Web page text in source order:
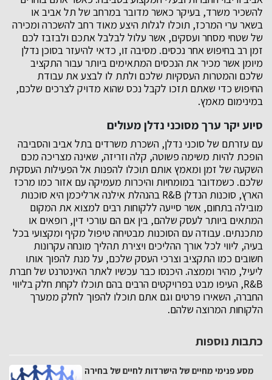
להשכיר משרד, בעיקר כאשר מדובר במרחב של תל אביב או
בשאר ערי המרכז, תוכלו לגלות היצע מאוד רחב להשכרה ומכירה
של שטחי מסחר ועסקים, אשר עלול לבלבל אתכם ולבזבז לכם
זמן רב בחיפוש אחר נכסים. מסיבה זו, כדאי להיעזר בסוכן נדלן
מיומן אשר מכיר את הנכסים המתאימים ביותר עבור התקציב
שלכם והמטרות העסקיות שלכם ולתת לו לבצע את עבודת
החיפוש כדי שאתם תזכו לקבל נכס שהוא מדויק לצרכים שלכם,
במינימום מאמץ.
סיוע יקר ערך מסוכני נדלן מעולים
עם עזרתם של סוכני נדלן, השכרת משרדים בתל אביב והסביבה
הופכת להיות משימה פשוטה, קלה וזריזה, שאינה מצריכה מכם
השקעה של זמן ומאמץ אותם תוכלו להפנות אל הפעילות העסקית
שלכם. כשמדובר במומחיות והיכרות מעמיקה עם אזור כמו מרכז
הארץ, סוכנות הנדלן R&B בהנהלת אילנה ארליכמן היא סוכנות
מובילה בתחום, אשר סייעה ללקוחות רבים למצוא את המקום
המתאים ביותר לעסק שלהם, בין אם הם עורכי דין, רופאים או
מתכנתים. עבודה עם הסוכנות מבטיחה טיפול מקיף ומקצועי בכל
בעיה, ליווי לכל אורך ההליכים ויצירת תהליך מונחה עקרונות
חשובים כמו התקציב וצרכי העסק שלכם, על מנת להפוך אותו
ליעיל, מהיר וממצה. היכנסו כבר עכשיו לאתר האינטרנט של חברת
R&B, העיפו מבט בפרויקטים הרבים בהם תוכלו לקחת חלק בליווי
החברה, השאירו פרטים וגם אתם תוכלו להפוך לחלק ממערך
הלקוחות המרוצה שלהם.
כתבות נוספות
מסע פנימי מחיים של הישרדות לחיים של בחירה